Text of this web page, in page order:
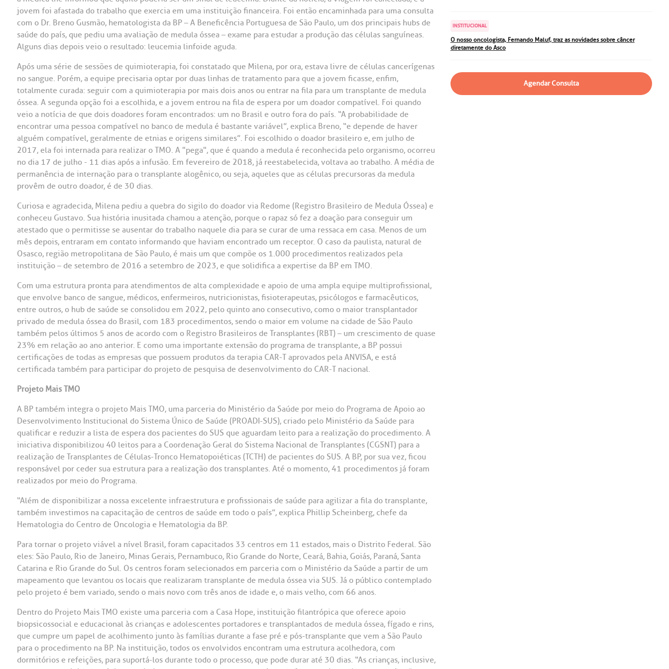
OUVIDORIA:
ouvidoria@bp.org.br
Fale Conosco
Saiba mais
Endereço:
CEP: 01323-001 | Bela
Vista
São Paulo - SP
Saiba mais
Endereço:
965
CEP: 01323-001 | Bela Vista
São Paulo - SP
Endereço:
CEP: 01438-000 | Jardim
Paulista, São Paulo - SP
Teleinterconsulta
Centro de Doenças Autoimunes
atestado
jovem foi afastada do trabalho que exercia em uma instituição financeira. Foi então encaminhada para uma consulta
com o Dr. Breno Gusmão, hematologista da BP – A Beneficência Portuguesa de São Paulo, um dos principais hubs de
saúde do país, que pediu uma avaliação de medula óssea – exame para estudar a produção das células sanguíneas.
Alguns dias depois veio o resultado: leucemia linfoide aguda.
Após uma série de sessões de quimioterapia, foi constatado que Milena, por ora, estava livre de células cancerígenas
no sangue. Porém, a equipe precisaria optar por duas linhas de tratamento para que a jovem ficasse, enfim,
totalmente curada: seguir com a quimioterapia por mais dois anos ou entrar na fila para um transplante de medula
óssea. A segunda opção foi a escolhida, e a jovem entrou na fila de espera por um doador compatível. Foi quando
veio a notícia de que dois doadores foram encontrados: um no Brasil e outro fora do país. “A probabilidade de
encontrar uma pessoa compatível no banco de medula é bastante variável”, explica Breno, “e depende de haver
alguém compatível, geralmente de etnias e origens similares”. Foi escolhido o doador brasileiro e, em julho de
2017, ela foi internada para realizar o TMO. A "pega", que é quando a medula é reconhecida pelo organismo, ocorreu
no dia 17 de julho - 11 dias após a infusão. Em fevereiro de 2018, já reestabelecida, voltava ao trabalho. A média de
permanência de internação para o transplante alogênico, ou seja, aqueles que as células precursoras da medula
provêm de outro doador, é de 30 dias.
Curiosa e agradecida, Milena pediu a quebra do sigilo do doador via Redome (Registro Brasileiro de Medula Óssea) e
conheceu Gustavo. Sua história inusitada chamou a atenção, porque o rapaz só fez a doação para conseguir um
atestado que o permitisse se ausentar do trabalho naquele dia para se curar de uma ressaca em casa. Menos de um
mês depois, entraram em contato informando que haviam encontrado um receptor. O caso da paulista, natural de
Osasco, região metropolitana de São Paulo, é mais um que compõe os 1.000 procedimentos realizados pela
instituição – de setembro de 2016 a setembro de 2023, e que solidifica a expertise da BP em TMO.
Com uma estrutura pronta para atendimentos de alta complexidade e apoio de uma ampla equipe multiprofissional,
que envolve banco de sangue, médicos, enfermeiros, nutricionistas, fisioterapeutas, psicólogos e farmacêuticos,
entre outros, o hub de saúde se consolidou em 2022, pelo quinto ano consecutivo, como o maior transplantador
privado de medula óssea do Brasil, com 183 procedimentos, sendo o maior em volume na cidade de São Paulo
também pelos últimos 5 anos de acordo com o Registro Brasileiros de Transplantes (RBT) – um crescimento de quase
23% em relação ao ano anterior. E como uma importante extensão do programa de transplante, a BP possui
certificações de todas as empresas que possuem produtos da terapia CAR-T aprovados pela ANVISA, e está
certificada também para participar do projeto de pesquisa de desenvolvimento do CAR-T nacional.
Projeto Mais TMO
A BP também integra o projeto Mais TMO, uma parceria do Ministério da Saúde por meio do Programa de Apoio ao
Desenvolvimento Institucional do Sistema Único de Saúde (PROADI-SUS), criado pelo Ministério da Saúde para
qualificar e reduzir a lista de espera dos pacientes do SUS que aguardam leito para a realização do procedimento. A
iniciativa disponibilizou 40 leitos para a Coordenação Geral do Sistema Nacional de Transplantes (CGSNT) para a
realização de Transplantes de Células-Tronco Hematopoiéticas (TCTH) de pacientes do SUS. A BP, por sua vez, ficou
responsável por ceder sua estrutura para a realização dos transplantes. Até o momento, 41 procedimentos já foram
realizados por meio do Programa.
“Além de disponibilizar a nossa excelente infraestrutura e profissionais de saúde para agilizar a fila do transplante,
também investimos na capacitação de centros de saúde em todo o país”, explica Phillip Scheinberg, chefe da
Hematologia do Centro de Oncologia e Hematologia da BP.
Para tornar o projeto viável a nível Brasil, foram capacitados 33 centros em 11 estados, mais o Distrito Federal. São
eles: São Paulo, Rio de Janeiro, Minas Gerais, Pernambuco, Rio Grande do Norte, Ceará, Bahia, Goiás, Paraná, Santa
Catarina e Rio Grande do Sul. Os centros foram selecionados em parceria com o Ministério da Saúde a partir de um
mapeamento que levantou os locais que realizaram transplante de medula óssea via SUS. Já o público contemplado
pelo projeto é bem variado, sendo o mais novo com três anos de idade e, o mais velho, com 66 anos.
Dentro do Projeto Mais TMO existe uma parceria com a Casa Hope, instituição filantrópica que oferece apoio
biopsicossocial e educacional às crianças e adolescentes portadores e transplantados de medula óssea, fígado e rins,
que cumpre um papel de acolhimento junto às famílias durante a fase pré e pós-transplante que vem a São Paulo
para o procedimento na BP. Na instituição, todos os envolvidos encontram uma estrutura acolhedora, com
dormitórios e refeições, para suportá-los durante todo o processo, que pode durar até 30 dias. “As crianças, inclusive,
INSTITUCIONAL
O nosso oncologista, Fernando Maluf, traz as novidades sobre câncer
diretamente do Asco
Agendar Consulta